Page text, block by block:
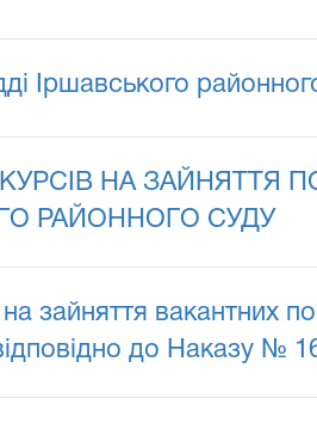
Іршавського
НА ЗАЙНЯТТЯ
РАЙОННОГО СУДУ
зайняття вакантних
до Наказу №